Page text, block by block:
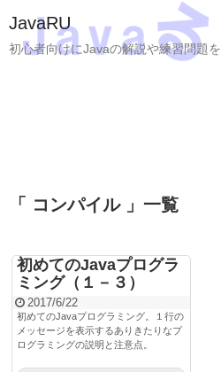
JavaRU
初心者向けにJavaの解説や練習問題
「 コンパイル 」一覧
初めてのJavaプログラ
ミング（１－３）
2017/6/22
初めてのJavaプログラミング。１行の
メッセージを表示するありきたりなプ
ログラミングの説明と注意点。